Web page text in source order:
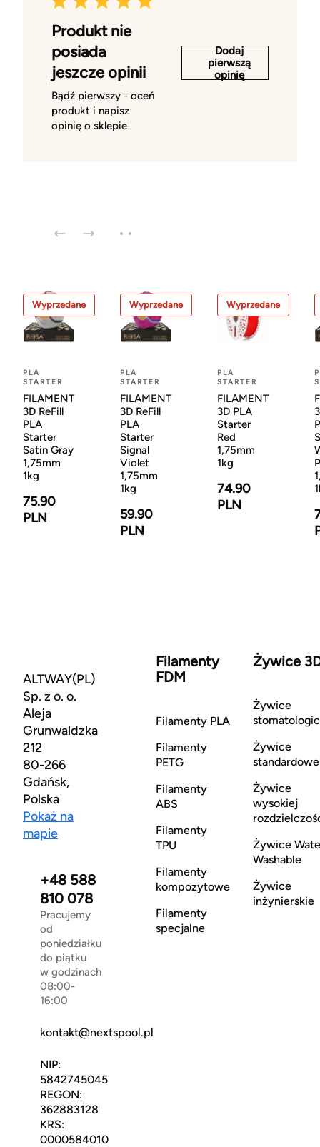
Produkt nie
posiada
jeszcze opinii
Bądź pierwszy - oceń
produkt i napisz
opinię o sklepie
Dodaj
pierwszą
opinię
Wyprzedane
PLA
STARTER
FILAMENT
3D ReFill
PLA
Starter
Satin Gray
1,75mm
1kg
75.90
PLN
Wyprzedane
PLA
STARTER
FILAMENT
3D ReFill
PLA
Starter
Signal
Violet
1,75mm
1kg
59.90
PLN
Wyprzedane
PLA
STARTER
FILAMENT
3D PLA
Starter
Red
1,75mm
1kg
74.90
PLN
ALTWAY(PL)
Sp. z o. o.
Aleja
Grunwaldzka
212
80-266
Gdańsk,
Polska
Pokaż na
mapie
+48 588
810 078
Pracujemy
od
poniedziałku
do piątku
w godzinach
08:00-
16:00
kontakt@nextspool.pl
NIP:
5842745045
REGON:
362883128
KRS:
0000584010
Filamenty
FDM
Filamenty PLA
Filamenty
PETG
Filamenty
ABS
Filamenty
TPU
Filamenty
kompozytowe
Filamenty
specjalne
Żywice
Żywice
Żywice
standardowe
Żywice
wysokiej
Żywice
Washable
Żywice
inżynierskie